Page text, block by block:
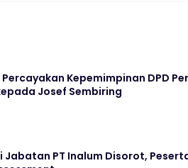
Kepemimpinan DPD
Josef Sembiring
Jabatan PT Inalum Disorot,